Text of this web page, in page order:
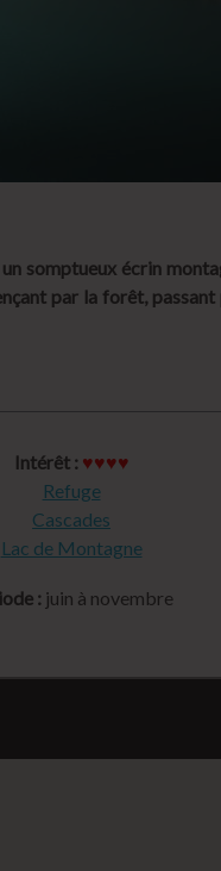
somptueux écrin
par la forêt, passant
Intérêt : ♥♥♥♥
Refuge
Cascades
Lac de Montagne
: juin à novembre